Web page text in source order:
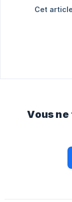
Cet
Vous